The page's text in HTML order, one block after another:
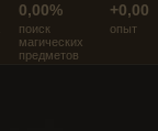
0,00%
поиск
магических
предметов
+0,00
опыт